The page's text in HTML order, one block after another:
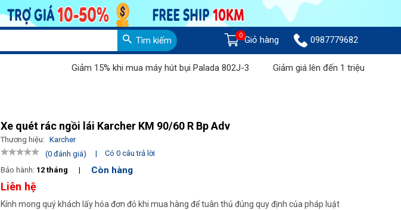
Tìm kiếm 0 Giỏ hàng 0987779682
Giảm 15% khi mua máy hút bụi Palada 802J-3 Giảm giá lên đến 1 triệu đồng khi mua
Xe quét rác ngồi lái Karcher KM 90/60 R Bp Adv
Thương hiệu: Karcher
(0 đánh giá)
|
Có 0 câu trả lời
Bảo hành: 12 tháng | Còn hàng
Liên hệ
Kính mong quý khách lấy hóa đơn đỏ khi mua hàng để tuân thủ đúng quy định của pháp luật